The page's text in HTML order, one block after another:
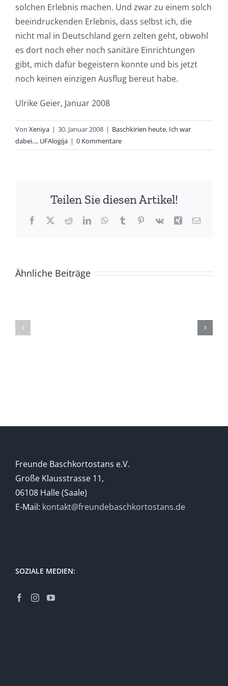
solchen Erlebnis machen. Und zwar zu einem solch
beeindruckenden Erlebnis, dass selbst ich, die
nicht mal in Deutschland gern zelten geht, obwohl
es dort noch eher noch sanitäre Einrichtungen
gibt, mich dafür begeistern konnte und bis jetzt
noch keinen einzigen Ausflug bereut habe.
Ulrike Geier, Januar 2008
Von Xeniya | 30. Januar 2008 | Baschkirien heute, Ich war
dabei..., UFAlogija | 0 Kommentare
Teilen Sie diesen Artikel!
Facebook
X RedditLinkedInWhatsApp
TumblrPinterest
Vk Xing E-
Ähnliche Beiträge
Freunde Baschkortostans e.V.
Große Klausstrasse 11,
06108 Halle (Saale)
E-Mail: kontakt@freundebaschkortostans.de
SOZIALE MEDIEN: